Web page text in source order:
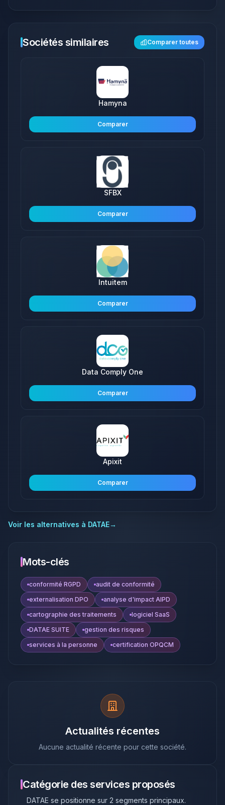
Sociétés similaires Comparer toutes
Hamyna
Comparer
SFBX
Comparer
Intuitem
Comparer
Data Comply One
Comparer
Apixit
Comparer
Voir les alternatives à DATAE→
Mots-clés
conformité RGPD
audit de conformité
externalisation DPO
analyse d'impact AIPD
cartographie des traitements
logiciel SaaS
DATAE SUITE
gestion des risques
services à la personne
certification OPQCM
Actualités récentes
Aucune actualité récente pour cette société.
Catégorie des services proposés
DATAE se positionne sur 2 segments principaux.